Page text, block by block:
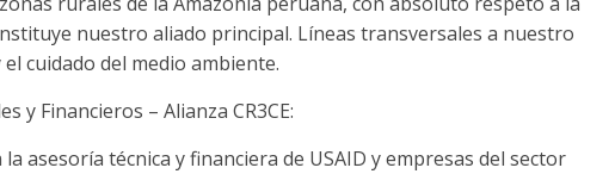
nuestro aliado principal. Líneas transversales a nuestro
cuidado del medio ambiente.
y Financieros – Alianza CR3CE:
la asesoría técnica y financiera de USAID y empresas del sector